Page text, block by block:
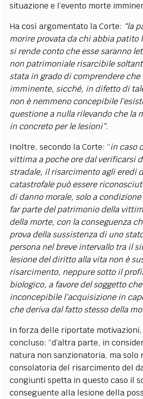
situazione e l’evento morte
Ha così argomentato la Corte: “la
morire provata da chi abbia patito
si rende conto che esse saranno
non patrimoniale risarcibile
stata in grado di comprendere
imminente, sicché, in difetto di
non è nemmeno concepibile
questione a nulla rilevando che la
in concreto per le lesioni”.
Inoltre, secondo la Corte: “in caso
vittima a poche ore dal verificarsi
stradale, il risarcimento agli eredi
catastrofale può essere
di danno morale, solo a
far parte del patrimonio della
della morte, con la conseguenza
prova della sussistenza di uno
persona nel breve intervallo tra il
lesione del diritto alla vita non è
risarcimento, neppure sotto il
biologico, a favore del soggetto
inconcepibile l’acquisizione in
che deriva dal fatto stesso della
In forza delle riportate
concluso: “d’altra parte, in
natura non sanzionatoria, ma solo
consolatoria del risarcimento del
congiunti spetta in questo caso il
conseguente alla lesione della